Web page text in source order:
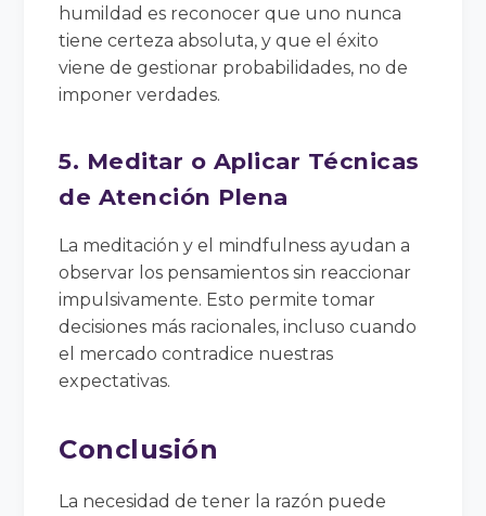
humildad es reconocer que uno nunca
tiene certeza absoluta, y que el éxito
viene de gestionar probabilidades, no de
imponer verdades.
5. Meditar o Aplicar Técnicas
de Atención Plena
La meditación y el mindfulness ayudan a
observar los pensamientos sin reaccionar
impulsivamente. Esto permite tomar
decisiones más racionales, incluso cuando
el mercado contradice nuestras
expectativas.
Conclusión
La necesidad de tener la razón puede